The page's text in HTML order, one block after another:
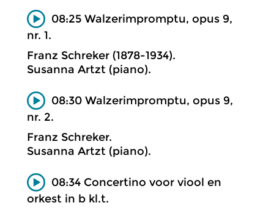
08:25 Walzerimpromptu, opus 9,
nr. 1.
Franz Schreker (1878-1934).
Susanna Artzt (piano).
08:30 Walzerimpromptu, opus 9,
nr. 2.
Franz Schreker.
Susanna Artzt (piano).
08:34 Concertino voor viool en
orkest in b kl.t.